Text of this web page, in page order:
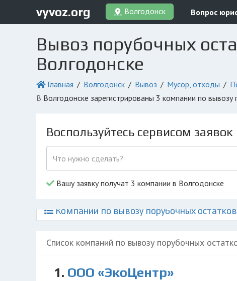
vyvoz.org Волгодонск Вопрос
Вывоз порубочных
Волгодонске
Главная Волгодонск Вывоз Мусор, отходы
в Волгодонске зарегистрированы 3 компании по
Воспользуйтесь сервисом заявок
Вашу заявку получат 3 компании в Волгодонске
Компании по вывозу порубочных
Список компаний по вывозу порубочных
1. ООО «ЭкоЦентр»